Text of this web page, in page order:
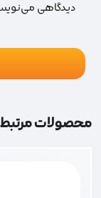
دیدگاهی
محصولات مرتبط